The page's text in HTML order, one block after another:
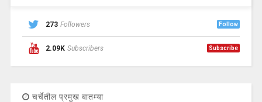
273 Followers Follow
2.09K Subscribers Subscribe
चर्चेतील प्रमुख बातम्या